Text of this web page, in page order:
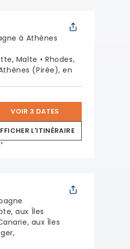
à Athènes
Malte
Rhodes,
(Pirée), en
VOIR 3 DATES
L'ITINÉRAIRE
aux Îles
aux Îles